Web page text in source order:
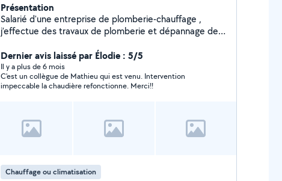
Présentation
Salarié d'une entreprise de plomberie-chauffage ,
j’effectue des travaux de plomberie et dépannage de
efficace .
Dernier avis laissé par Élodie : 5/5
Il y a plus de 6 mois
C'est un collègue de Mathieu qui est venu. Intervention
impeccable la chaudière refonctionne. Merci!!
Chauffage ou climatisation